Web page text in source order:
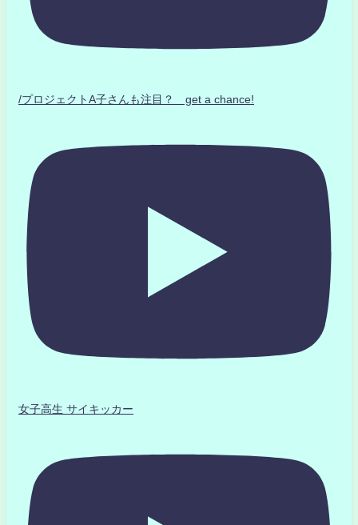
/プロジェクトA子さんも注目？ get a chance!
女子高生 サイキッカー